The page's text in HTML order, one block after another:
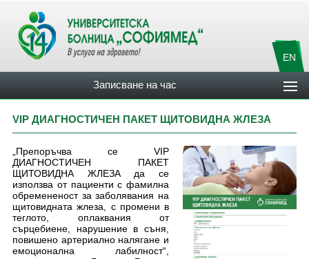
EN
Записване на час
VIP ДИАГНОСТИЧЕН ПАКЕТ ЩИТОВИДНА ЖЛЕЗА
„Препоръчва се VIP
ДИАГНОСТИЧЕН ПАКЕТ
ЩИТОВИДНА ЖЛЕЗА да се
използва от пациенти с фамилна
обремененост за заболявания на
щитовидната жлеза, с промени в
теглото, оплаквания от
сърцебиене, нарушение в съня,
повишено артериално налягане и
емоционална лабилност“,